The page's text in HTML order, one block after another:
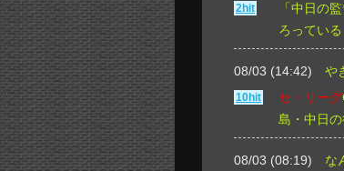
2hit
「中日の
ろっている
08/03 (14:42) や
10hit
セ・リーグ
島・中日の
08/03 (08:19) な